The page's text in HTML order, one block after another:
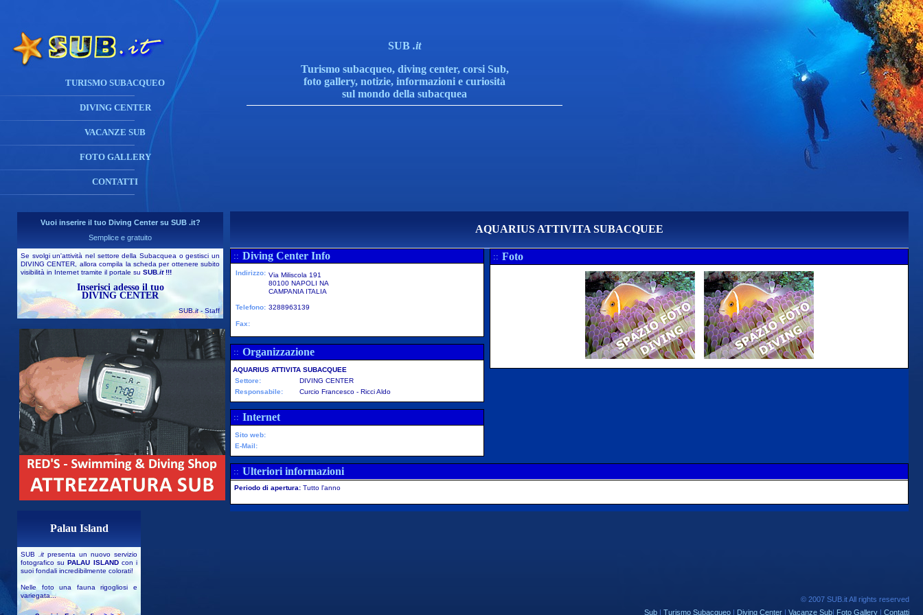
TURISMO SUBACQUEO
DIVING CENTER
VACANZE SUB
FOTO GALLERY
CONTATTI
Vuoi inserire il tuo Diving Center su SUB .it?
Semplice e gratuito
Se svolgi un'attività nel settore della Subacquea o gestisci un
DIVING CENTER, allora compila la scheda per ottenere subito
visibilità in Internet tramite il portale su SUB .it!!!
Inserisci adesso il tuo
DIVING CENTER
SUB.it- Staff
Palau Island
SUB .it presenta un nuovo servizio
fotografico suPALAU ISLANDcon i
suoi fondali incredibilmente colorati!
Nelle foto una fauna rigogliosi e
variegata...
SUB .it
Turismo subacqueo, diving center, corsi Sub,
foto gallery, notizie, informazioni e curiosità
sul mondo della subacquea
AQUARIUS ATTIVITA SUBACQUEE
:: Diving Center Info
Indirizzo: Via Miliscola 191
80100 NAPOLI NA
CAMPANIA ITALIA
Telefono: 3288963139
Fax:
:: Organizzazione
AQUARIUS ATTIVITA SUBACQUEE
Settore:
DIVING CENTER
Responsabile:
Curcio Francesco - Ricci Aldo
:: Internet
Sito web:
E-Mail:
:: Foto
:: Ulteriori informazioni
Periodo di apertura: Tutto l'anno
© 2007 SUB.it All rights reserved
Sub | Turismo Subacqueo | Diving Center | Vacanze Sub| Foto Gallery | Contatti